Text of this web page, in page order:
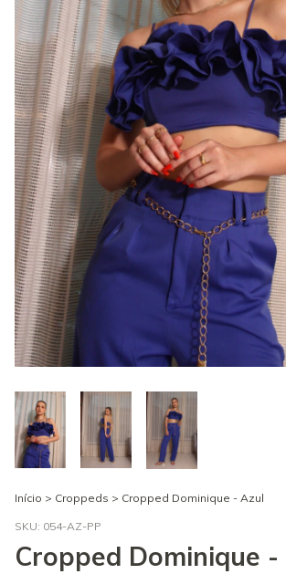
Início > Croppeds > Cropped Dominique - Azul
SKU: 054-AZ-PP
Cropped Dominique -